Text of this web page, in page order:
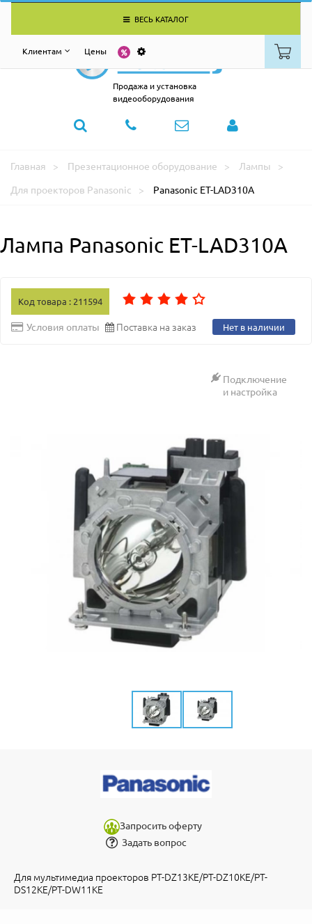
ВЕСЬ КАТАЛОГ
Клиентам Цены
Продажа и установка
видеооборудования
Главная Презентационное оборудование
Лампы
Для проекторов Panasonic
Panasonic ET-LAD310A
Лампа Panasonic ET-LAD310A
Код товара : 211594
Условия оплаты Поставка на заказ Нет в наличии
Подключение
и настройка
Запросить оферту
Задать вопрос
Для мультимедиа проекторов PT-DZ13KE/PT-DZ10KE/PT-
DS12KE/PT-DW11KE